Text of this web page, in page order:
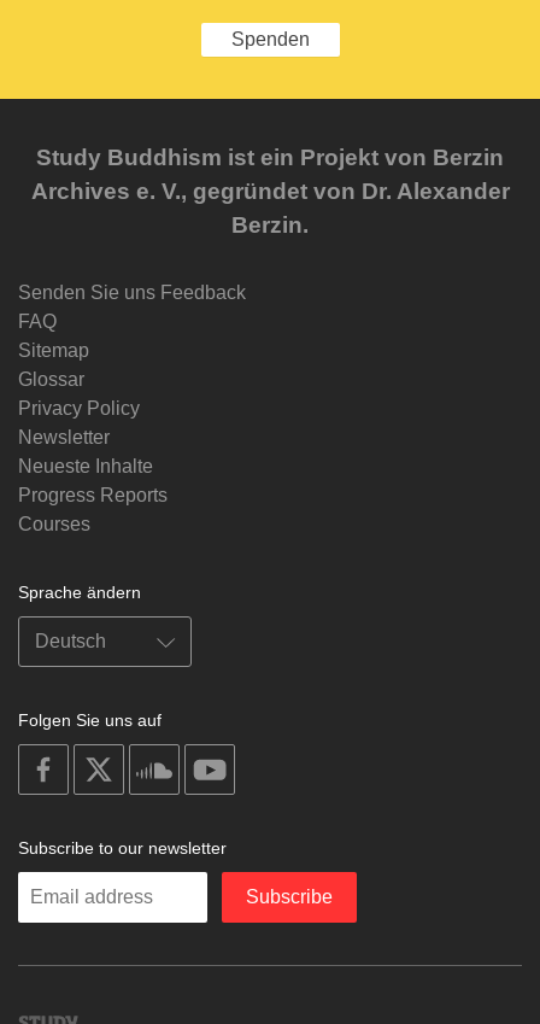
Spenden
Study Buddhism ist ein Projekt von Berzin
Archives e. V., gegründet von Dr. Alexander
Berzin.
Senden Sie uns Feedback
FAQ
Sitemap
Glossar
Privacy Policy
Newsletter
Neueste Inhalte
Progress Reports
Courses
Sprache ändern
Folgen Sie uns auf
on
facebook
soundcloud
Subscribe to our newsletter
Enter
Subscribe